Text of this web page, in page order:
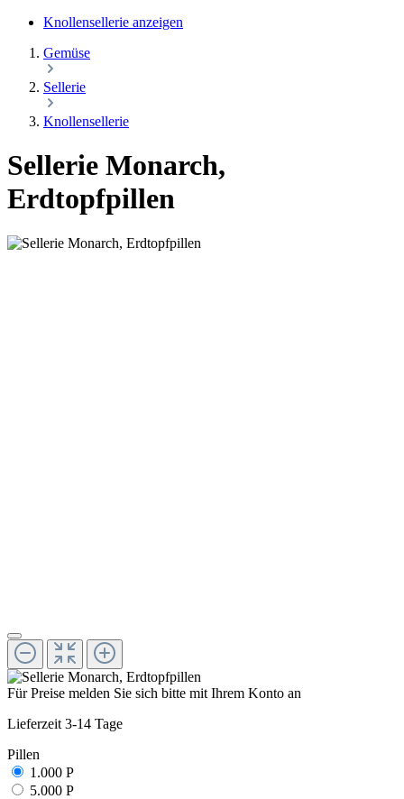
Knollensellerie anzeigen
Gemüse
Sellerie
Knollensellerie
Sellerie Monarch,
Erdtopfpillen
Für Preise melden Sie sich bitte mit Ihrem Konto an
Lieferzeit 3-14 Tage
Pillen
1.000 P
5.000 P